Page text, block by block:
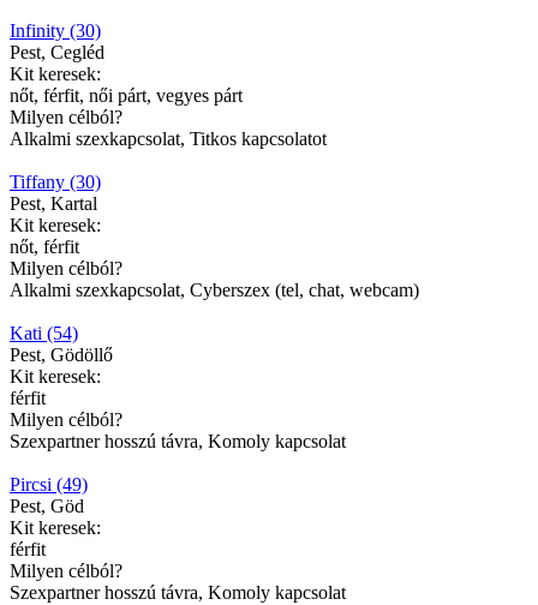
Infinity (30)
Pest, Cegléd
Kit keresek:
nőt, férfit, női párt, vegyes párt
Milyen célból?
Alkalmi szexkapcsolat, Titkos kapcsolatot
Tiffany (30)
Pest, Kartal
Kit keresek:
nőt, férfit
Milyen célból?
Alkalmi szexkapcsolat, Cyberszex (tel, chat, webcam)
Kati (54)
Pest, Gödöllő
Kit keresek:
férfit
Milyen célból?
Szexpartner hosszú távra, Komoly kapcsolat
Pircsi (49)
Pest, Göd
Kit keresek:
férfit
Milyen célból?
Szexpartner hosszú távra, Komoly kapcsolat